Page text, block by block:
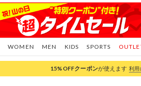
WOMEN MEN KIDS SPORTS
15%OFFクーポンが使えます 利用